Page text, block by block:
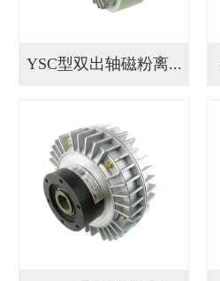
YSC型双出轴磁粉离...